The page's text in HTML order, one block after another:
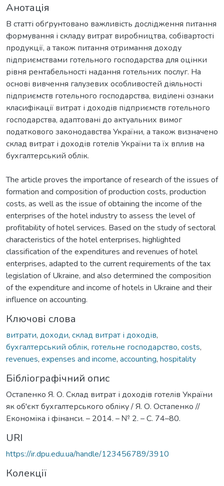
Анотація
В статті обґрунтовано важливість дослідження питання
формування і складу витрат виробництва, собівартості
продукції, а також питання отримання доходу
підприємствами готельного господарства для оцінки
рівня рентабельності надання готельних послуг. На
основі вивчення галузевих особливостей діяльності
підприємств готельного господарства, виділені ознаки
класифікації витрат і доходів підприємств готельного
господарства, адаптовані до актуальних вимог
податкового законодавства України, а також визначено
склад витрат і доходів готелів України та їх вплив на
The article proves the importance of research of the issues of
formation and composition of production costs, production
costs, as well as the issue of obtaining the income of the
enterprises of the hotel industry to assess the level of
profitability of hotel services. Based on the study of sectoral
characteristics of the hotel enterprises, highlighted
classification of the expenditures and revenues of hotel
enterprises, adapted to the current requirements of the tax
legislation of Ukraine, and also determined the composition
of the expenditure and income of hotels in Ukraine and their
influence on accounting.
Ключові слова
витрати, доходи, склад витрат і доходів,
бухгалтерський облік, готельне господарство, costs,
revenues, expenses and income, accounting, hospitality
Бібліографічний опис
Остапенко Я. О. Склад витрат і доходів готелів України
як об'єкт бухгалтерського обліку / Я. О. Остапенко //
Економіка і фінанси. – 2014. – № 2. – С. 74–80.
URI
https://ir.dpu.edu.ua/handle/123456789/3910
Колекції